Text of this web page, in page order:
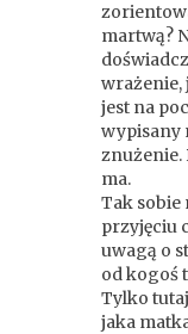
martwą?
wrażenie,
jest na
wypisany
znużenie.
ma.
Tak sobie
przyjęciu
uwagą o
od kogoś
Tylko
jaka